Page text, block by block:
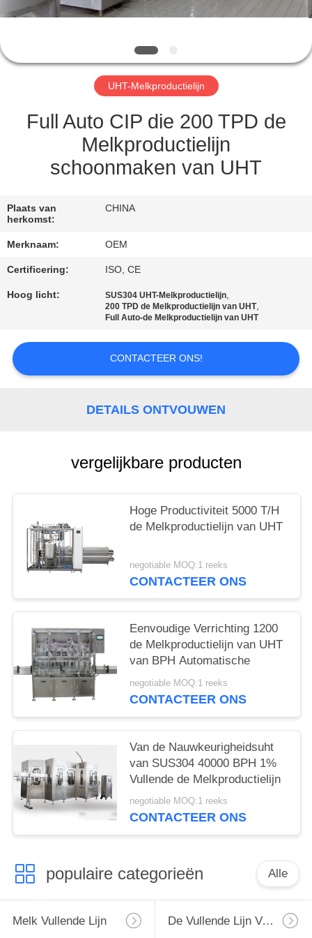
VERZOEK
EEN
PRIVACY
POLICY
UHT-Melkproductielijn
Full Auto CIP die 200 TPD de
Melkproductielijn
schoonmaken van UHT
Plaats van
herkomst:
CHINA
Merknaam: OEM
Certificering: ISO, CE
Hoog licht: SUS304 UHT-Melkproductielijn,
200 TPD de Melkproductielijn van UHT,
Full Auto-de Melkproductielijn van UHT
CONTACTEER ONS!
DETAILS ONTVOUWEN
vergelijkbare producten
Hoge Productiviteit 5000 T/H
de Melkproductielijn van UHT
negotiable MOQ:1 reeks
CONTACTEER ONS
Eenvoudige Verrichting 1200
de Melkproductielijn van UHT
van BPH Automatische
negotiable MOQ:1 reeks
CONTACTEER ONS
Van de Nauwkeurigheidsuht
van SUS304 40000 BPH 1%
Vullende de Melkproductielijn
negotiable MOQ:1 reeks
CONTACTEER ONS
populaire categorieën Alle
Melk Vullende Lijn De Vullende Lijn Van De Monoblockmelk